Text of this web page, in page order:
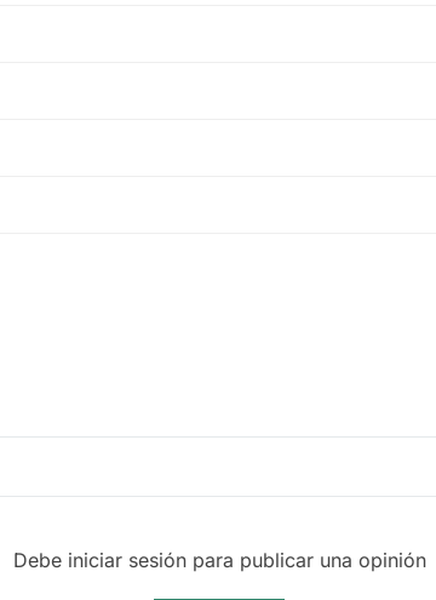
Debe iniciar sesión para publicar una opinión